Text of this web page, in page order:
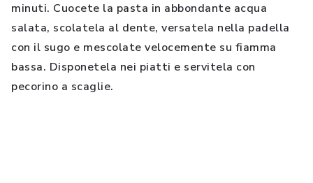
minuti. Cuocete la pasta in abbondante acqua
salata, scolatela al dente, versatela nella padella
con il sugo e mescolate velocemente su fiamma
bassa. Disponetela nei piatti e servitela con
pecorino a scaglie.